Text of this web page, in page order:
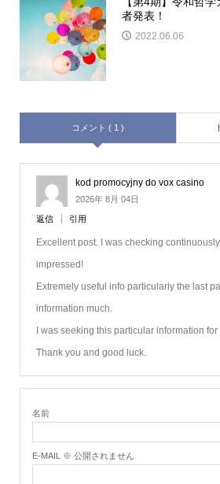
者発表！
2022.06.06
コメント ( 1 )
kod promocyjny do vox casino
2026年 8月 04日
返信 引用
Excellent post. I was checking
impressed!
Extremely useful info particularly the last
information much.
I was seeking this particular information for
Thank you and good luck.
名前
E-MAIL ※ 公開されません